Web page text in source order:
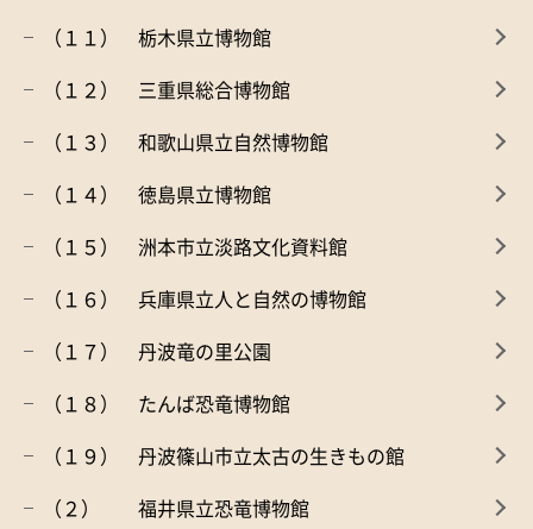
（１１） 栃木県立博物館
（１２） 三重県総合博物館
（１３） 和歌山県立自然博物館
（１４） 徳島県立博物館
（１５） 洲本市立淡路文化資料館
（１６） 兵庫県立人と自然の博物館
（１７） 丹波竜の里公園
（１８） たんば恐竜博物館
（１９） 丹波篠山市立太古の生きもの館
（２） 福井県立恐竜博物館